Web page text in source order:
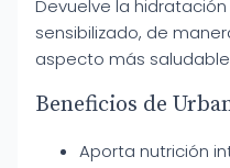
Devuelve la
sensibilizado, de
aspecto más
Beneficios de
Aporta nutrición